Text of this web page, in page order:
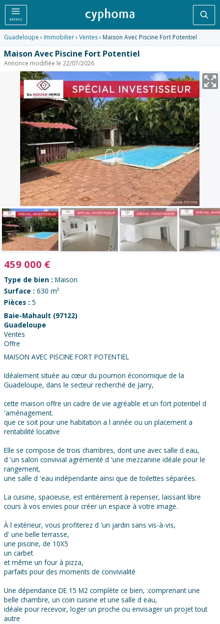
MENU
Guadeloupe › Immobilier› Ventes› Maison Avec Piscine Fort Potentiel
Maison Avec Piscine Fort Potentiel
Annonce modifiée le 22/07/2026
459 000 €
Type de bien : Maison
Surface : 630 m²
Pièces : 5
Baie-Mahault (97122)
Guadeloupe
Ventes
Offre
MAISON AVEC PISCINE FORT POTENTIEL
Idéalement située au cœur du poumon économique de la
Guadeloupe, dans le secteur recherché de Jarry,
cette maison offre un cadre de vie agréable et un fort potentiel d
'aménagement.
que ce soit pour une habitation a l année ou un placement a
rentabilité locative
Elle se compose de trois chambres, dont une avec salle d eau,
d 'un salon convivial agrémenté d 'une mezzanine idéale pour le
rangement,
une salle d 'eau indépendante ainsi que de toilettes séparées.
La cuisine, spacieuse, est entièrement à repenser, laissant libre
cours à vos envies pour créer un espace à votre image.
À l extérieur, vous profiterez d 'un jardin sans vis-à-vis,
d' une belle terrasse,
une piscine, de 10X5
un carbet
et même un four à pizza,
parfaits pour des moments de convivialité
Une dépendance DE 15 M2 complète ce bien, :comprenant une
belle chambre, un coin cuisine et une salle d eau,
idéale pour recevoir, loger un proche ou envisager un projet tout
autre